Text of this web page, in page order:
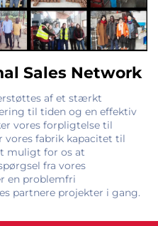
Sales Network
af et stærkt
til tiden og en effektiv
vores forpligtelse til
vores fabrik kapacitet til
muligt for os at
fra vores
en problemfri
partnere projekter i gang.